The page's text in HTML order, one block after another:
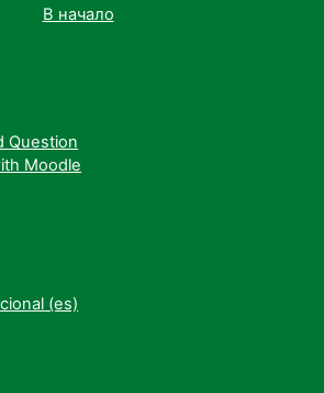
В начало
Question
Moodle
‎(es)‎